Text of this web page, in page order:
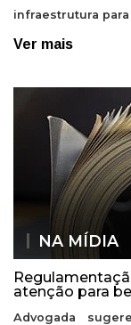
infraestrutura
Ver mais
NA MÍDIA
atenção para
Advogada